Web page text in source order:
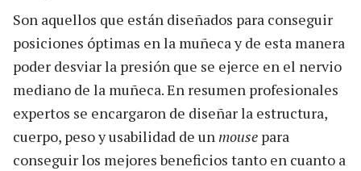
Son aquellos que están diseñados para conseguir
posiciones óptimas en la muñeca y de esta manera
poder desviar la presión que se ejerce en el nervio
mediano de la muñeca. En resumen profesionales
expertos se encargaron de diseñar la estructura,
cuerpo, peso y usabilidad de unmouse para
conseguir los mejores beneficios tanto en cuanto a